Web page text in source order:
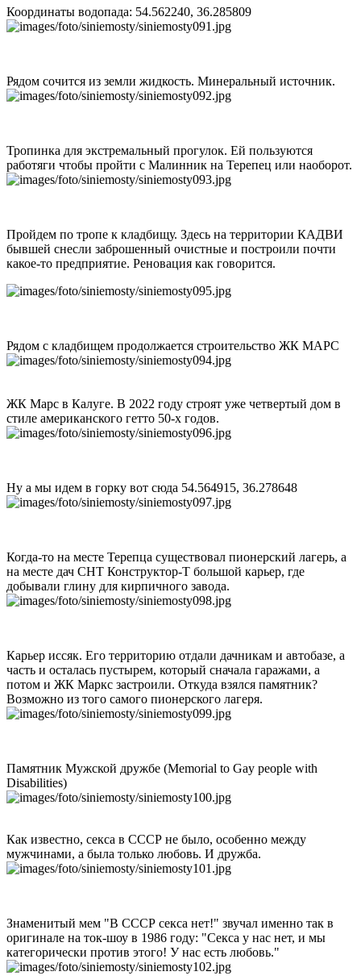
Координаты водопада: 54.562240, 36.285809
Рядом сочится из земли жидкость. Минеральный источник.
Тропинка для экстремальный прогулок. Ей пользуются
работяги чтобы пройти с Малинник на Терепец или наоборот.
Пройдем по тропе к кладбищу. Здесь на территории КАДВИ
бывшей снесли заброшенный очистные и построили почти
какое-то предприятие. Реновация как говорится.
Рядом с кладбищем продолжается строительство ЖК МАРС
ЖК Марс в Калуге. В 2022 году строят уже четвертый дом в
стиле американского гетто 50-х годов.
Ну а мы идем в горку вот сюда 54.564915, 36.278648
Когда-то на месте Терепца существовал пионерский лагерь, а
на месте дач СНТ Конструктор-Т большой карьер, где
добывали глину для кирпичного завода.
Карьер иссяк. Его территорию отдали дачникам и автобазе, а
часть и осталась пустырем, который сначала гаражами, а
потом и ЖК Маркс застроили. Откуда взялся памятник?
Возможно из того самого пионерского лагеря.
Памятник Мужской дружбе (Memorial to Gay people with
Disabilities)
Как известно, секса в СССР не было, особенно между
мужчинами, а была только любовь. И дружба.
Знаменитый мем "В СССР секса нет!" звучал именно так в
оригинале на ток-шоу в 1986 году: "Секса у нас нет, и мы
категорически против этого! У нас есть любовь."